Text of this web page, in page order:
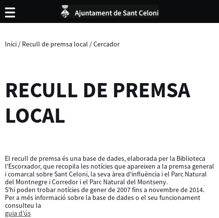
Inici / Recull de premsa local /Cercador
RECULL DE PREMSA
LOCAL
El recull de premsa és una base de dades, elaborada per la Biblioteca
l'Escorxador, que recopila les notícies que apareixen a la premsa general
i comarcal sobre Sant Celoni, la seva àrea d'influència i el Parc Natural
del Montnegre i Corredor i el Parc Natural del Montseny.
S'hi poden trobar notícies de gener de 2007 fins a novembre de 2014.
Per a més informació sobre la base de dades o el seu funcionament
consulteu la
guia d'ús